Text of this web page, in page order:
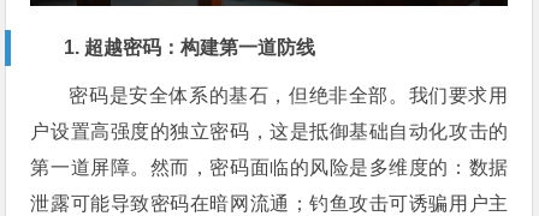
1. 超越密码：构建第一道防线
密码是安全体系的基石，但绝非全部。我们要求用
户设置高强度的独立密码，这是抵御基础自动化攻击的
第一道屏障。然而，密码面临的风险是多维度的：数据
泄露可能导致密码在暗网流通；钓鱼攻击可诱骗用户主